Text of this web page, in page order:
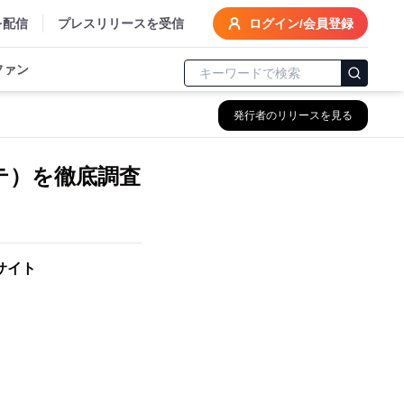
配信 プレスリリースを受信 ログイン/会員登録
ァン
発行者のリリースを見る
）を徹底調査
イト